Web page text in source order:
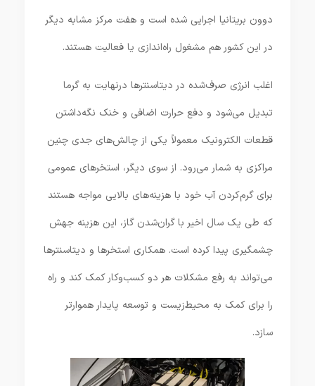
دوون بریتانیا اجرایی شده است و هفت مرکز مشابه دیگر
در این کشور هم مشغول راه‌اندازی یا فعالیت هستند.
اغلب انرژی صرف‌شده در دیتاسنترها درنهایت به گرما
تبدیل می‌شود و دفع حرارت اضافی و خنک نگه‌داشتن
قطعات الکترونیک معمولاً یکی از چالش‌های جدی چنین
مراکزی به شمار می‌رود. از سوی دیگر، استخرهای عمومی
برای گرم‌کردن آب خود با هزینه‌های بالایی مواجه هستند
که طی یک سال اخیر با گران‌شدن گاز، این هزینه جهش
چشمگیری پیدا کرده است. همکاری استخرها و دیتاسنترها
می‌تواند به رفع مشکلات هر دو کسب‌وکار کمک کند و راه
را برای کمک به محیط‌زیست و توسعه پایدار هموارتر
سازد.